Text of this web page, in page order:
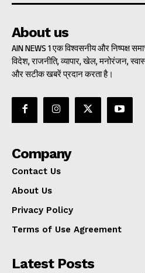
About us
AIN NEWS 1 एक विश्वसनीय और निष्पक्ष
विदेश, राजनीति, व्यापार, खेल, मनोरंजन,
और सटीक खबरें प्रदान करता है।
Company
Contact Us
About Us
Privacy Policy
Terms of Use Agreement
Latest Posts